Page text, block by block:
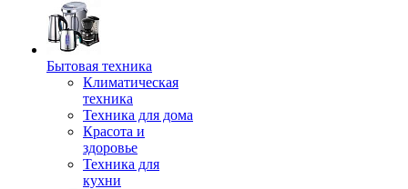
Бытовая техника
Климатическая
техника
Техника для дома
Красота и
здоровье
Техника для
кухни